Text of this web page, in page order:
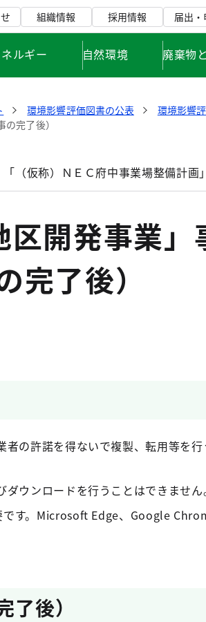
組織情報 採用情報 届出
ルギー 自然環境 廃棄物
環境影響評価図書の公表
環境影響
完了後）
「（仮称）ＮＥＣ府中事業場整備計
区開発事業」
完了後）
の許諾を得ないで複製、転用等を
ダウンロードを行うことはできません
す。Microsoft Edge、Google
後）